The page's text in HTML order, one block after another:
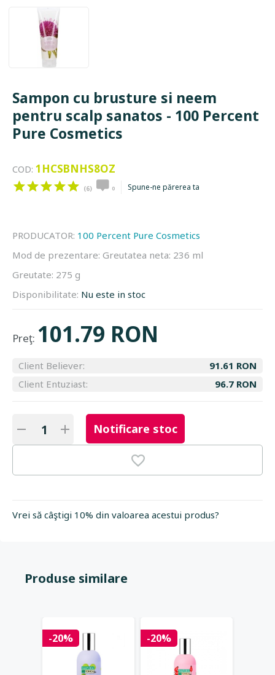
Sampon cu brusture si neem
pentru scalp sanatos - 100 Percent
Pure Cosmetics
COD: 1HCSBNHS8OZ
(6) 0 Spune-ne părerea ta
PRODUCATOR: 100 Percent Pure Cosmetics
Mod de prezentare: Greutatea neta: 236 ml
Greutate: 275 g
Disponibilitate: Nu este in stoc
Preţ: 101.79 RON
Client Believer:
91.61 RON
Client Entuziast:
96.7 RON
Notificare stoc
Vrei să câştigi 10% din valoarea acestui produs?
Produse similare
-20% -20%